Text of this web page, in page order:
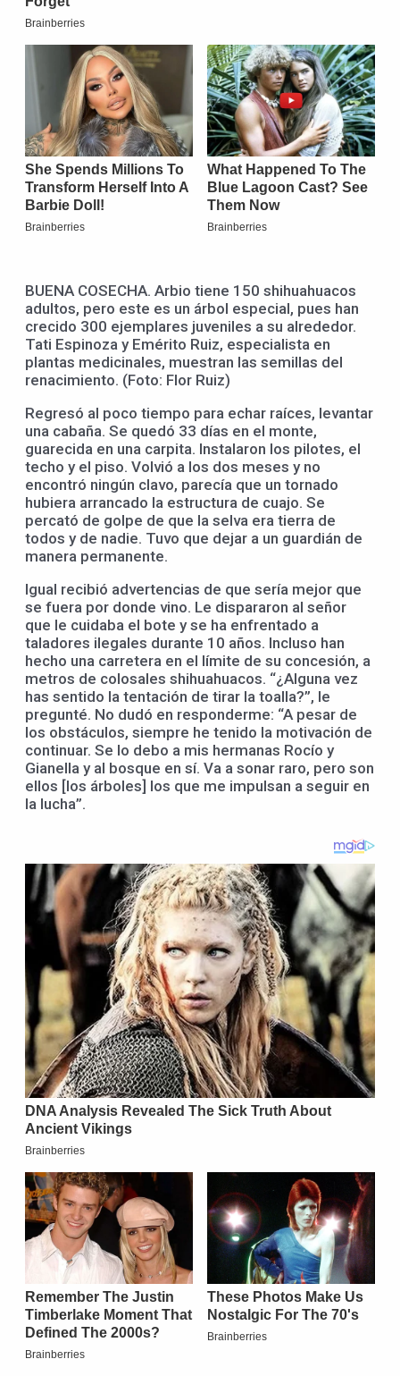
BUENA COSECHA. Arbio tiene 150 shihuahuacos
adultos, pero este es un árbol especial, pues han
crecido 300 ejemplares juveniles a su alrededor.
Tati Espinoza y Emérito Ruiz, especialista en
plantas medicinales, muestran las semillas del
renacimiento. (Foto: Flor Ruiz)
Regresó al poco tiempo para echar raíces, levantar
una cabaña. Se quedó 33 días en el monte,
guarecida en una carpita. Instalaron los pilotes, el
techo y el piso. Volvió a los dos meses y no
encontró ningún clavo, parecía que un tornado
hubiera arrancado la estructura de cuajo. Se
percató de golpe de que la selva era tierra de
todos y de nadie. Tuvo que dejar a un guardián de
manera permanente.
Igual recibió advertencias de que sería mejor que
se fuera por donde vino. Le dispararon al señor
que le cuidaba el bote y se ha enfrentado a
taladores ilegales durante 10 años. Incluso han
hecho una carretera en el límite de su concesión, a
metros de colosales shihuahuacos. “¿Alguna vez
has sentido la tentación de tirar la toalla?”, le
pregunté. No dudó en responderme: “A pesar de
los obstáculos, siempre he tenido la motivación de
continuar. Se lo debo a mis hermanas Rocío y
Gianella y al bosque en sí. Va a sonar raro, pero son
ellos [los árboles] los que me impulsan a seguir en
la lucha”.